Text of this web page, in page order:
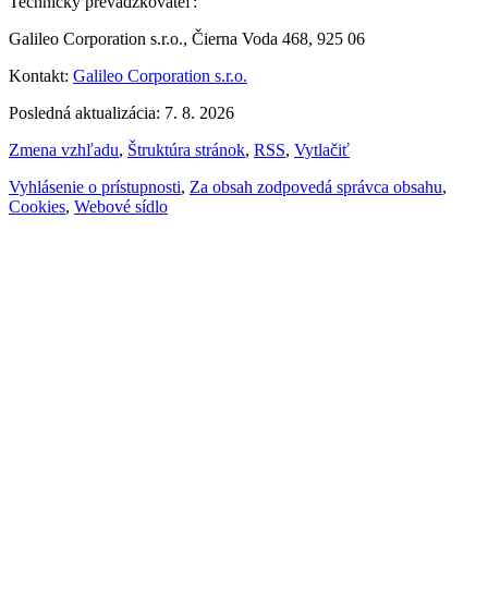
Galileo Corporation s.r.o., Čierna Voda 468, 925 06
Kontakt: Galileo Corporation s.r.o.
Posledná aktualizácia: 7. 8. 2026
Zmena vzhľadu, Štruktúra stránok, RSS, Vytlačiť
Vyhlásenie o prístupnosti, Za obsah zodpovedá správca obsahu,
Cookies, Webové sídlo